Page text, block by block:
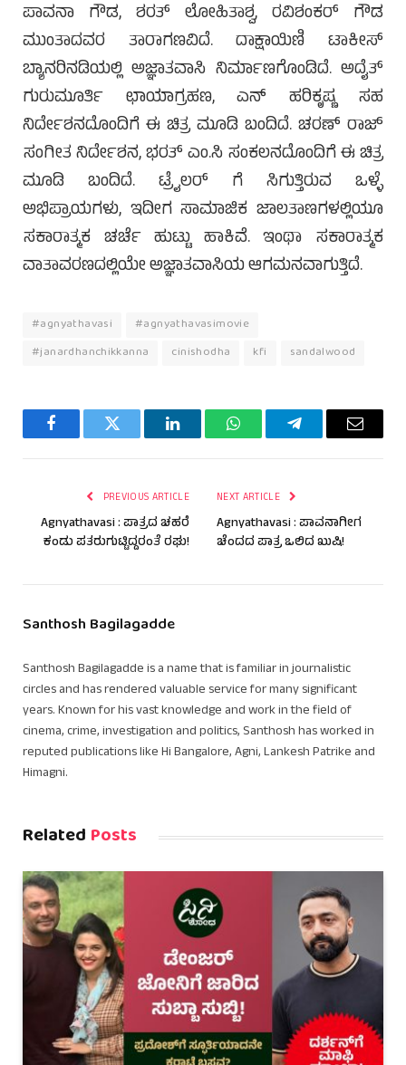
ಪಾವನಾ ಗೌಡ, ಶರತ್ ಲೋಹಿತಾಶ್ವ, ರವಿಶಂಕರ್ ಗೌಡ
ಮುಂತಾದವರ ತಾರಾಗಣವಿದೆ. ದಾಕ್ಷಾಯಿಣಿ ಟಾಕೀಸ್
ಬ್ಯಾನರಿನಡಿಯಲ್ಲಿ ಅಜ್ಞಾತವಾಸಿ ನಿರ್ಮಾಣಗೊಂಡಿದೆ. ಅದೈತ್
ಗುರುಮೂರ್ತಿ ಛಾಯಾಗ್ರಹಣ, ಎನ್ ಹರಿಕೃಷ್ಣ ಸಹ
ನಿರ್ದೇಶನದೊಂದಿಗೆ ಈ ಚಿತ್ರ ಮೂಡಿ ಬಂದಿದೆ. ಚರಣ್ ರಾಜ್
ಸಂಗೀತ ನಿರ್ದೇಶನ, ಭರತ್ ಎಂ.ಸಿ ಸಂಕಲನದೊಂದಿಗೆ ಈ ಚಿತ್ರ
ಮೂಡಿ ಬಂದಿದೆ. ಟ್ರೈಲರ್ ಗೆ ಸಿಗುತ್ತಿರುವ ಒಳ್ಳೆ
ಅಭಿಪ್ರಾಯಗಳು, ಇದೀಗ ಸಾಮಾಜಿಕ ಜಾಲತಾಣಗಳಲ್ಲಿಯೂ
ಸಕಾರಾತ್ಮಕ ಚರ್ಚೆ ಹುಟ್ಟು ಹಾಕಿವೆ. ಇಂಥಾ ಸಕಾರಾತ್ಮಕ
ವಾತಾವರಣದಲ್ಲಿಯೇ ಅಜ್ಞಾತವಾಸಿಯ ಆಗಮನವಾಗುತ್ತಿದೆ.
#agnyathavasi
#agnyathavasimovie
#janardhanchikkanna
cinishodha kfi sandalwood
FacebookTwitter LinkedInWhatsAppTelegramEmail
PREVIOUS ARTICLE
Agnyathavasi : ಪಾತ್ರದ ಚಹರೆ
ಕಂಡು ಪತರುಗುಟ್ಟಿದ್ದರಂತೆ ರಘು!
NEXT ARTICLE
Agnyathavasi : ಪಾವನಾಗೀಗ
ಚೆಂದದ ಪಾತ್ರ ಒಲಿದ ಖುಷಿ!
Santhosh Bagilagadde
Santhosh Bagilagadde is a name that is familiar in journalistic
circles and has rendered valuable service for many significant
years. Known for his vast knowledge and work in the field of
cinema, crime, investigation and politics, Santhosh has worked in
reputed publications like Hi Bangalore, Agni, Lankesh Patrike and
Himagni.
Related Posts